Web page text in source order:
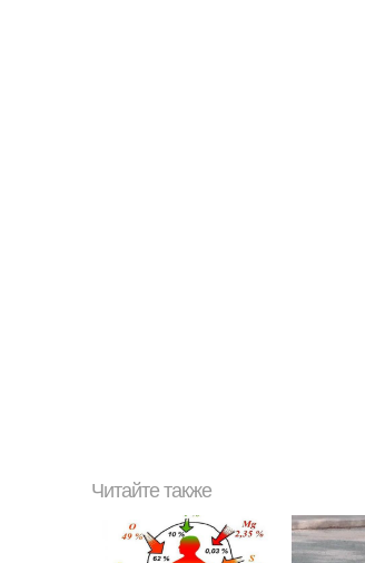
Читайте также